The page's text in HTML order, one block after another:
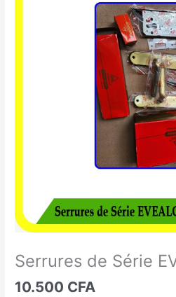
Serrures de Série
10.500 CFA